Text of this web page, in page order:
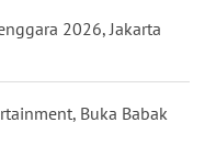
2026, Jakarta
Buka Babak